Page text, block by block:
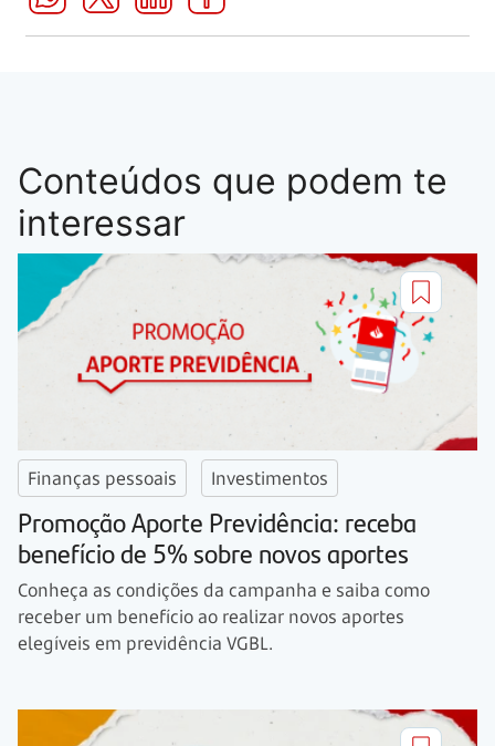
Conteúdos que podem te
interessar
Finanças pessoais Investimentos
Promoção Aporte Previdência: receba
benefício de 5% sobre novos aportes
Conheça as condições da campanha e saiba como
receber um benefício ao realizar novos aportes
elegíveis em previdência VGBL.